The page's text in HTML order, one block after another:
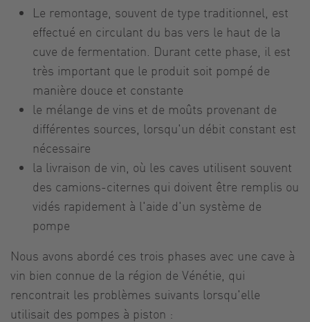
Le remontage, souvent de type traditionnel, est
effectué en circulant du bas vers le haut de la
cuve de fermentation. Durant cette phase, il est
très important que le produit soit pompé de
manière douce et constante
le mélange de vins et de moûts provenant de
différentes sources, lorsqu'un débit constant est
nécessaire
la livraison de vin, où les caves utilisent souvent
des camions-citernes qui doivent être remplis ou
vidés rapidement à l'aide d'un système de
pompe
Nous avons abordé ces trois phases avec une cave à
vin bien connue de la région de Vénétie, qui
rencontrait les problèmes suivants lorsqu'elle
utilisait des pompes à piston :